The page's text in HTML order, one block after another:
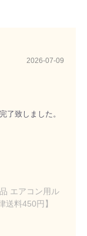
2026-07-09
了致しました。
エアコン用ル
送料450円】